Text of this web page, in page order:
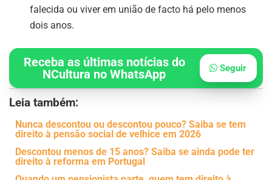
falecida ou viver em união de facto há pelo menos
dois anos.
Receba as últimas notícias do
NCultura no WhatsApp
Seguir
Leia também:
Nunca descontou ou descontou pouco? Saiba se tem
direito à pensão social de velhice em 2026
Descontou menos de 15 anos? Saiba se ainda pode ter
direito à reforma em Portugal